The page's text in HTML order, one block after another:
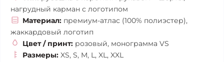
нагрудный карман с логотипом
Материал: премиум-атлас (100% полиэстер),
жаккардовый логотип
Цвет / принт: розовый, монограмма VS
Размеры: XS, S, M, L, XL, XXL